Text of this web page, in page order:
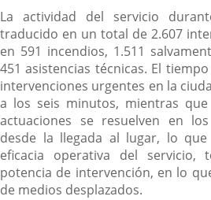
La actividad del servicio
traducido en un total de 2.607
en 591 incendios, 1.511
451 asistencias técnicas. El
intervenciones urgentes en la
a los seis minutos, mientras
actuaciones se resuelven en
desde la llegada al lugar, lo
eficacia operativa del servicio,
potencia de intervención, en lo
de medios desplazados.